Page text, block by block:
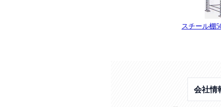
スチール棚
会社情